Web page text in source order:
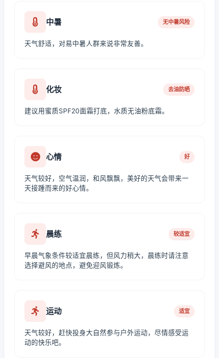
中暑 无中暑风险
天气舒适，对易中暑人群来说非常友善。
化妆 去油防晒
建议用蜜质SPF20面霜打底，水质无油粉底霜。
心情 好
天气较好，空气温润，和风飘飘，美好的天气会带来一
天接踵而来的好心情。
晨练 较适宜
早晨气象条件较适宜晨练，但风力稍大，晨练时请注意
选择避风的地点，避免迎风锻炼。
运动 适宜
天气较好，赶快投身大自然参与户外运动，尽情感受运
动的快乐吧。